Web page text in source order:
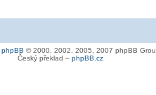
phpBB © 2000, 2002, 2005, 2007 phpBB
Český překlad – phpBB.cz